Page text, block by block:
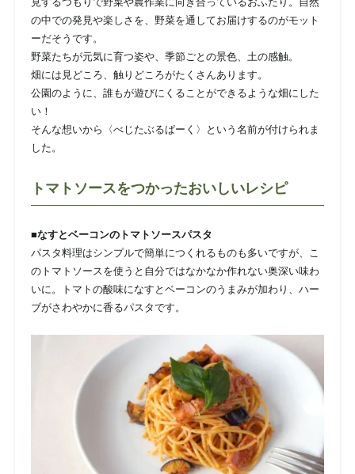
の中での発見や楽しさを、野菜を通してお届けするのがモット
ーだそうです。
野菜たちが元気に育つ姿や、季節ごとの景色、土の感触。
畑には見どころ、触りどころがたくさんあります。
公園のように、誰もが遊びにくることができるような畑にした
い！
そんな想いから〈べじたぶるぱーく〉という名前が付けられま
した。
トマトソースをつかったおいしいレシピ
■なすとベーコンのトマトソースパスタ
パスタ料理はシンプルで簡単につくれるものも多いですが、こ
のトマトソースを使うと自分ではなかなか作れない奥深い味わ
いに。トマトの酸味になすとベーコンのうまみが加わり、ハー
ブがさわやかに香るパスタです。